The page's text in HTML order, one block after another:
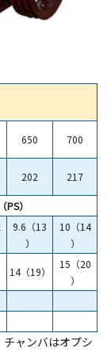
650 700
202 217
）
9.6（13
）
10（14
）
14（19）
15（20
）
チャンバはオプシ